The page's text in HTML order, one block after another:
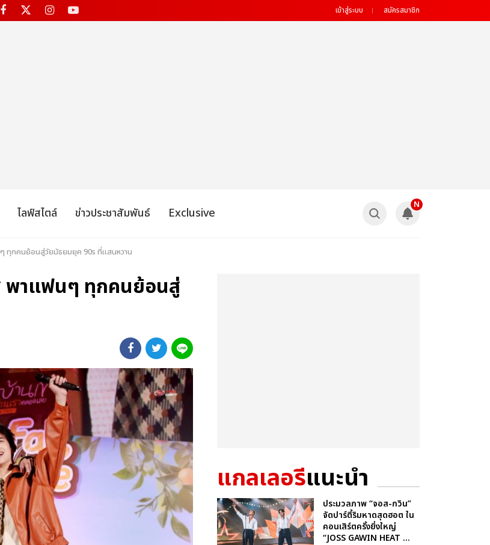
เข้าสู่ระบบ สมัครสมาชิก
ไลฟ์สไตล์ ข่าวประชาสัมพันธ์ Exclusive
N
ทุกคนย้อนสู่วัยมัธยมยุค 90s ที่แสนหวาน
พาแฟนๆ ทุกคนย้อนสู่
แกลเลอรีแนะนำ
ประมวลภาพ “จอส-กวิน”
จัดปาร์ตี้ริมหาดสุดฮอต ใน
คอนเสิร์ตครั้งยิ่งใหญ่
“JOSS GAWIN HEAT ...